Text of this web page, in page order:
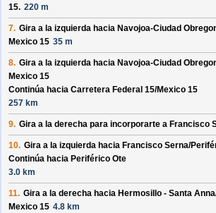
15. 220 m
7. Gira a la izquierda hacia Navojoa-Ciudad
Mexico 15 35 m
8. Gira a la izquierda hacia Navojoa-Ciudad
Mexico 15
Continúa hacia Carretera Federal 15/Mexico 15
257 km
9. Gira a la derecha para incorporarte a Francisco
10. Gira a la izquierda hacia Francisco Serna/
Continúa hacia Periférico Ote
3.0 km
11. Gira a la derecha hacia Hermosillo - Santa
Mexico 15 4.8 km